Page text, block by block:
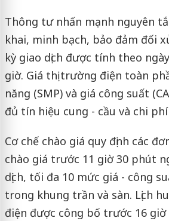
Thông tư nhấn mạnh nguyên
khai, minh bạch, bảo đảm đối
kỳ giao dịch được tính theo
giờ. Giá thị trường điện toàn
năng (SMP) và giá công suất
đủ tín hiệu cung - cầu và chi
Cơ chế chào giá quy định các
chào giá trước 11 giờ 30 phút
dịch, tối đa 10 mức giá - công
trong khung trần và sàn. Lịch
điện được công bố trước 16 giờ